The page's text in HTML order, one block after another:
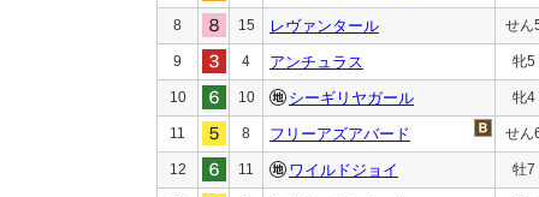
8 15 レヴァンタール せん
9 4 アンチュラス 牝5
10 10 シーギリヤガール 牝4
11 8 フリーアズアバード せん
12 11 ワイルドジョイ 牡7